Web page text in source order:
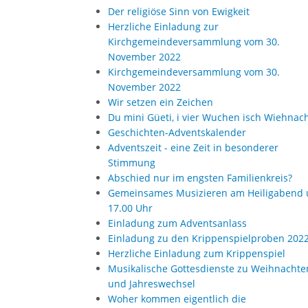
Der religiöse Sinn von Ewigkeit
Herzliche Einladung zur
Kirchgemeindeversammlung vom 30.
November 2022
Kirchgemeindeversammlung vom 30.
November 2022
Wir setzen ein Zeichen
Du mini Güeti, i vier Wuchen isch
Geschichten-Adventskalender
Adventszeit - eine Zeit in besonderer
Stimmung
Abschied nur im engsten Familienkreis?
Gemeinsames Musizieren am Heiligabend
17.00 Uhr
Einladung zum Adventsanlass
Einladung zu den Krippenspielproben
Herzliche Einladung zum Krippenspiel
Musikalische Gottesdienste zu
und Jahreswechsel
Woher kommen eigentlich die